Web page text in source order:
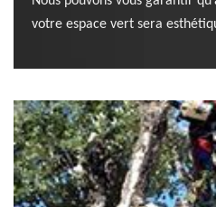
votre espace vert sera